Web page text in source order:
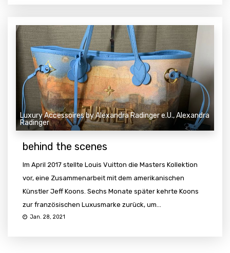
Luxury Accessoires by Alexandra Radinger e.U., Alexandra
Radinger
behind the scenes
Im April 2017 stellte Louis Vuitton die Masters Kollektion
vor, eine Zusammenarbeit mit dem amerikanischen
Künstler Jeff Koons. Sechs Monate später kehrte Koons
zur französischen Luxusmarke zurück, um...
Jan. 28, 2021